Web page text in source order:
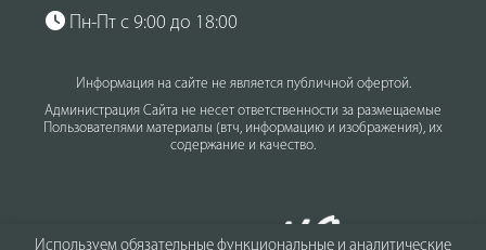
Используем обязательные функциональные и аналитические
Пн-Пт с 9:00 до 18:00
Информация на сайте не является публичной офертой.
Администрация Сайта не несет ответственности за размещаемые
Пользователями материалы (втч, информацию и изображения), их
содержание и качество.